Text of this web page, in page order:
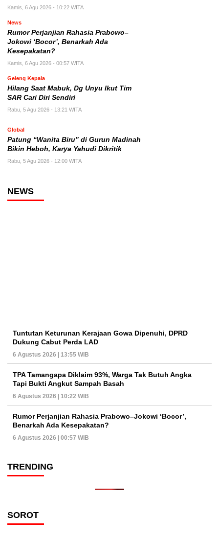
Kamis, 6 Agu 2026 - 10:22 WITA
News
Rumor Perjanjian Rahasia Prabowo–
Jokowi ‘Bocor’, Benarkah Ada
Kesepakatan?
Kamis, 6 Agu 2026 - 00:57 WITA
Geleng Kepala
Hilang Saat Mabuk, Dg Unyu Ikut Tim
SAR Cari Diri Sendiri
Rabu, 5 Agu 2026 - 13:21 WITA
Global
Patung “Wanita Biru” di Gurun Madinah
Bikin Heboh, Karya Yahudi Dikritik
Rabu, 5 Agu 2026 - 12:00 WITA
NEWS
Tuntutan Keturunan Kerajaan Gowa Dipenuhi, DPRD
Dukung Cabut Perda LAD
6 Agustus 2026 | 13:55 WIB
TPA Tamangapa Diklaim 93%, Warga Tak Butuh Angka
Tapi Bukti Angkut Sampah Basah
6 Agustus 2026 | 10:22 WIB
Rumor Perjanjian Rahasia Prabowo–Jokowi ‘Bocor’,
Benarkah Ada Kesepakatan?
6 Agustus 2026 | 00:57 WIB
TRENDING
SOROT